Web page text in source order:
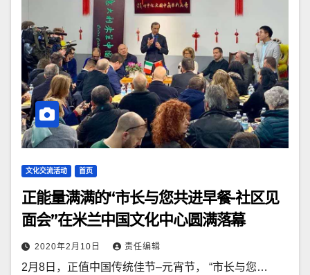
文化交流活动 首页
正能量满满的“市长与您共进早餐-社区见
面会”在米兰中国文化中心圆满落幕
2020年2月10日 责任编辑
2月8日，正值中国传统佳节–元宵节， “市长与您…